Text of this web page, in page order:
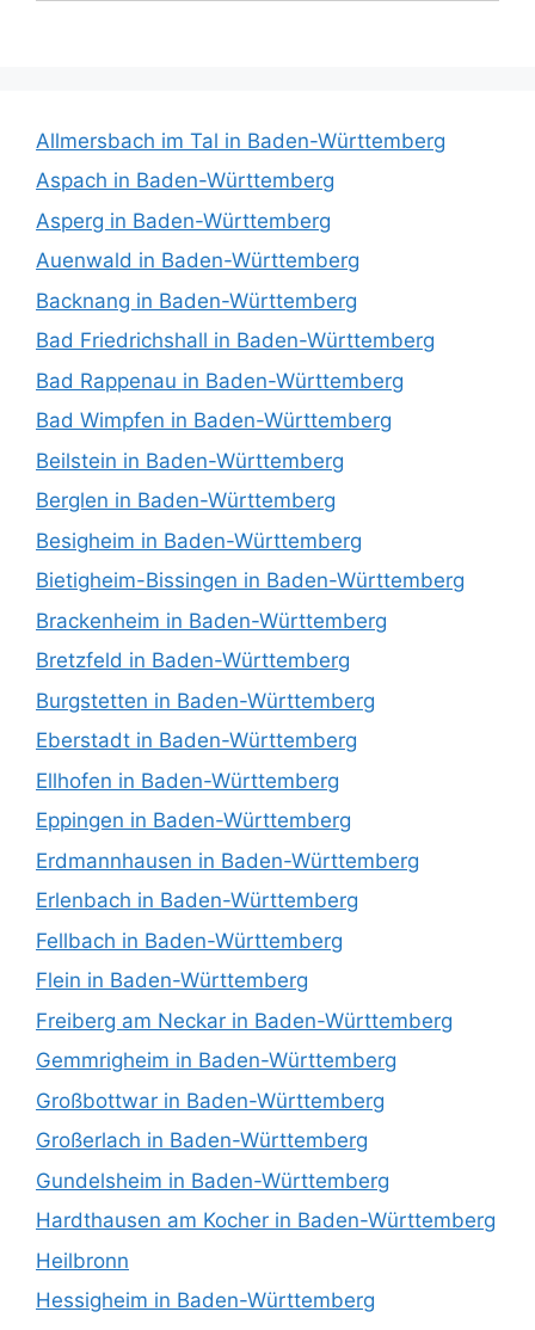
Allmersbach im Tal in Baden-Württemberg
Aspach in Baden-Württemberg
Asperg in Baden-Württemberg
Auenwald in Baden-Württemberg
Backnang in Baden-Württemberg
Bad Friedrichshall in Baden-Württemberg
Bad Rappenau in Baden-Württemberg
Bad Wimpfen in Baden-Württemberg
Beilstein in Baden-Württemberg
Berglen in Baden-Württemberg
Besigheim in Baden-Württemberg
Bietigheim-Bissingen in Baden-Württemberg
Brackenheim in Baden-Württemberg
Bretzfeld in Baden-Württemberg
Burgstetten in Baden-Württemberg
Eberstadt in Baden-Württemberg
Ellhofen in Baden-Württemberg
Eppingen in Baden-Württemberg
Erdmannhausen in Baden-Württemberg
Erlenbach in Baden-Württemberg
Fellbach in Baden-Württemberg
Flein in Baden-Württemberg
Freiberg am Neckar in Baden-Württemberg
Gemmrigheim in Baden-Württemberg
Großbottwar in Baden-Württemberg
Großerlach in Baden-Württemberg
Gundelsheim in Baden-Württemberg
Hardthausen am Kocher in Baden-Württemberg
Heilbronn
Hessigheim in Baden-Württemberg